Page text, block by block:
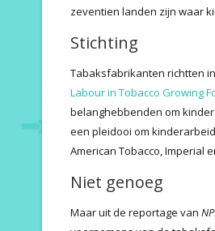
zeventien landen zijn waar
Stichting
Tabaksfabrikanten richtten
Labour in Tobacco Growing
belanghebbenden om
een pleidooi om
American Tobacco, Imperial
Niet genoeg
Maar uit de reportage van